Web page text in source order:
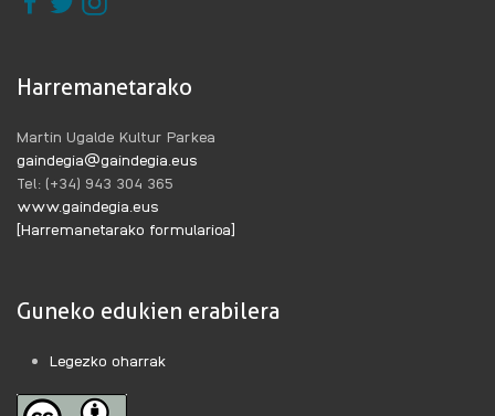
Harremanetarako
Martin Ugalde Kultur Parkea
gaindegia@gaindegia.eus
Tel: (+34) 943 304 365
www.gaindegia.eus
[Harremanetarako formularioa]
Guneko edukien erabilera
Legezko oharrak